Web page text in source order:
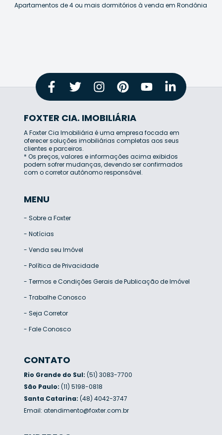
Apartamentos de 4 ou mais dormitórios à venda em Rondônia
FOXTER CIA. IMOBILIÁRIA
A Foxter Cia Imobiliária é uma empresa focada em
oferecer soluções imobiliárias completas aos seus
clientes e parceiros.
* Os preços, valores e informações acima exibidos
podem sofrer mudanças, devendo ser confirmados
com o corretor autônomo responsável.
MENU
- Sobre a Foxter
- Notícias
- Venda seu Imóvel
- Política de Privacidade
- Termos e Condições Gerais de Publicação de Imóvel
- Trabalhe Conosco
- Seja Corretor
- Fale Conosco
CONTATO
Rio Grande do Sul: (51) 3083-7700
São Paulo: (11) 5198-0818
Santa Catarina: (48) 4042-3747
Email: atendimento@foxter.com.br